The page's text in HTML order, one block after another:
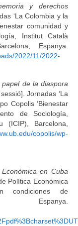
y derechos
‘La Colombia y la
comunidad y
Institut Català
Espanya.
2022/11/2022-
papel de la diaspora
Jornadas ‘La
Copolis ‘Bienestar
de Sociología,
Barcelona,
copolis/wp-
en Cuba
Política Económica
condiciones de
Espanya.